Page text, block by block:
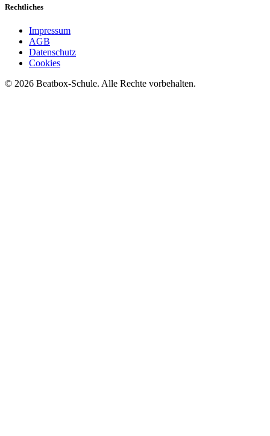
Rechtliches
Impressum
AGB
Datenschutz
Cookies
© 2026 Beatbox-Schule. Alle Rechte vorbehalten.